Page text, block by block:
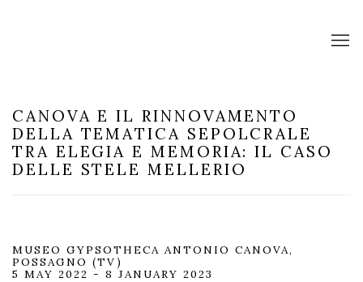
CANOVA E IL RINNOVAMENTO
DELLA TEMATICA SEPOLCRALE
TRA ELEGIA E MEMORIA: IL CASO
DELLE STELE MELLERIO
MUSEO GYPSOTHECA ANTONIO CANOVA,
POSSAGNO (TV)
5 MAY 2022 - 8 JANUARY 2023